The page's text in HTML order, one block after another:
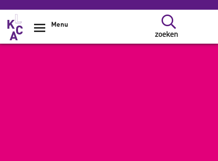
Overslaan en naar de inhoud gaan
zoeken
Menu